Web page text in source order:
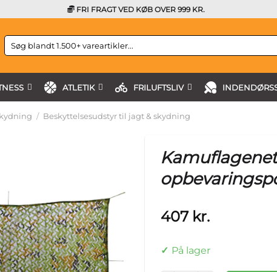
FRI FRAGT VED KØB OVER 999 KR.
Søg
efter:
ATLETIK FRILUFTSLIV
/ Beskyttelsesudstyr til jagt & skydning
407 kr.
På lager